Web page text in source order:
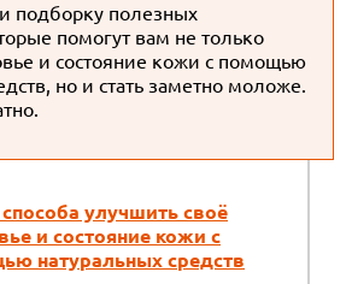
подборку полезных
помогут вам не только
и состояние кожи с помощью
но и стать заметно моложе.
улучшить своё
и состояние кожи с
натуральных средств